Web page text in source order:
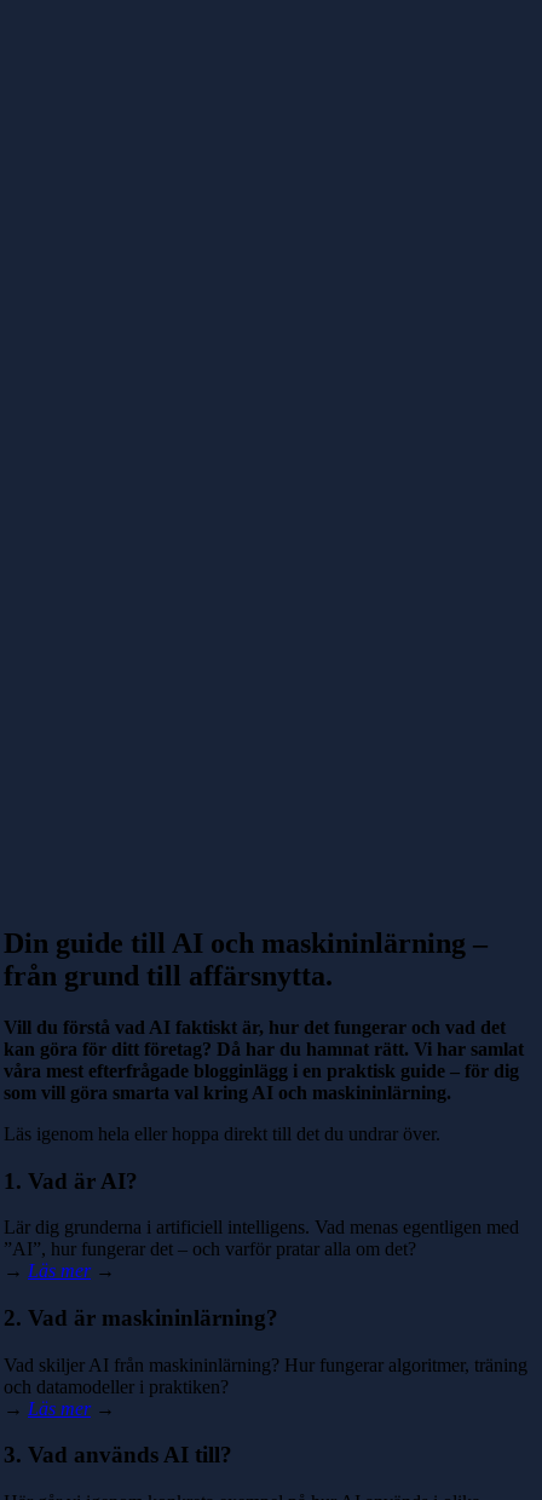
Din guide till AI och maskininlärning –
från grund till affärsnytta.
Vill du förstå vad AI faktiskt är, hur det fungerar och vad det
kan göra för ditt företag? Då har du hamnat rätt. Vi har samlat
våra mest efterfrågade blogginlägg i en praktisk guide – för dig
som vill göra smarta val kring AI och maskininlärning.
Läs igenom hela eller hoppa direkt till det du undrar över.
1. Vad är AI?
Lär dig grunderna i artificiell intelligens. Vad menas egentligen med
”AI”, hur fungerar det – och varför pratar alla om det?
→ Läs mer→
2. Vad är maskininlärning?
Vad skiljer AI från maskininlärning? Hur fungerar algoritmer, träning
och datamodeller i praktiken?
→ Läs mer→
3. Vad används AI till?